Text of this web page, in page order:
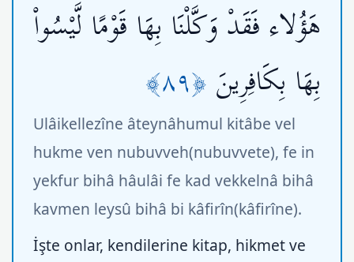
هَؤُلاء فَقَدْ وَكَّلْنَا بِهَا قَوْمًا لَّيْسُواْ
بِهَا بِكَافِرِينَ ﴿٨٩﴾
Ulâikellezîne âteynâhumul kitâbe vel
hukme ven nubuvveh(nubuvvete), fe in
yekfur bihâ hâulâi fe kad vekkelnâ bihâ
kavmen leysû bihâ bi kâfirîn(kâfirîne).
İşte onlar, kendilerine kitap, hikmet ve